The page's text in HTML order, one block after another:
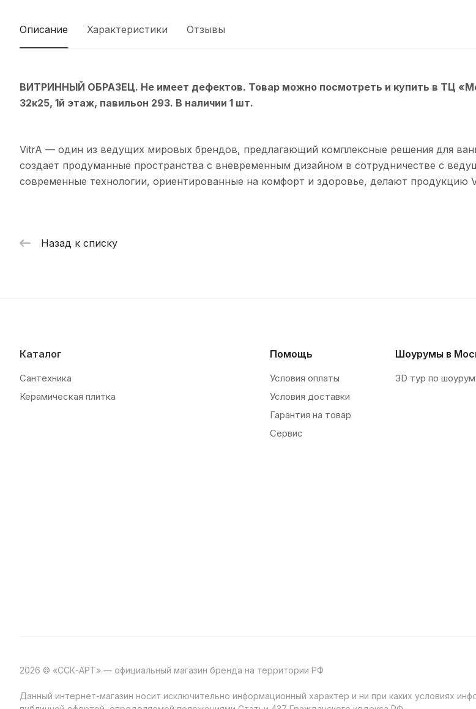
Описание Характеристики Отзывы
ВИТРИННЫЙ ОБРАЗЕЦ. Не имеет дефектов. Товар можно посмотреть и купить в ТЦ
32к25, 1й этаж, павильон 293. В наличии 1 шт.
VitrA — один из ведущих мировых брендов, предлагающий комплексные решения для
создает продуманные пространства с вневременным дизайном в сотрудничестве с
современные технологии, ориентированные на комфорт и здоровье, делают продукцию
Назад к списку
Каталог
Сантехника
Керамическая плитка
Помощь
Условия оплаты
Условия доставки
Гарантия на товар
Сервис
Шоурумы в
3D тур по
2026 © «ССК-АРТ» — официальный магазин бренда на территории РФ
Данный интернет-магазин носит исключительно информационный характер и ни при каких условиях